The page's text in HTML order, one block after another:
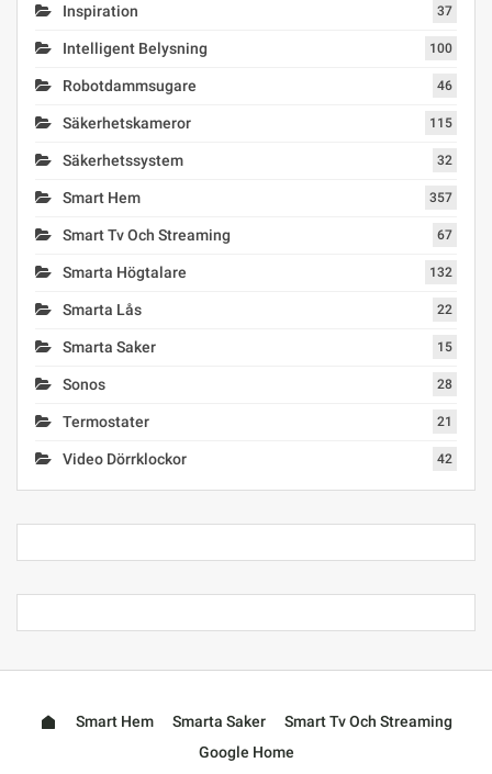
Inspiration 37
Intelligent Belysning 100
Robotdammsugare 46
Säkerhetskameror 115
Säkerhetssystem 32
Smart Hem 357
Smart Tv Och Streaming 67
Smarta Högtalare 132
Smarta Lås 22
Smarta Saker 15
Sonos 28
Termostater 21
Video Dörrklockor 42
Smart Hem Smarta Saker
Smart Tv Och Streaming
Google Home